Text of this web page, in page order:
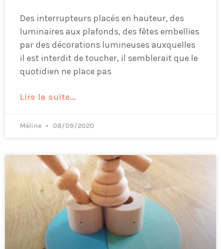
Des interrupteurs placés en hauteur, des
luminaires aux plafonds, des fêtes embellies
par des décorations lumineuses auxquelles
il est interdit de toucher, il semblerait que le
quotidien ne place pas
Lire la suite...
Méline 08/09/2020